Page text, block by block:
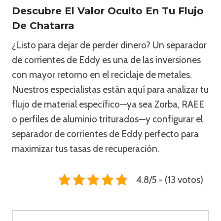
Descubre El Valor Oculto En Tu Flujo
De Chatarra
¿Listo para dejar de perder dinero? Un separador
de corrientes de Eddy es una de las inversiones
con mayor retorno en el reciclaje de metales.
Nuestros especialistas están aquí para analizar tu
flujo de material específico—ya sea Zorba, RAEE
o perfiles de aluminio triturados—y configurar el
separador de corrientes de Eddy perfecto para
maximizar tus tasas de recuperación.
4.8/5 - (13 votos)